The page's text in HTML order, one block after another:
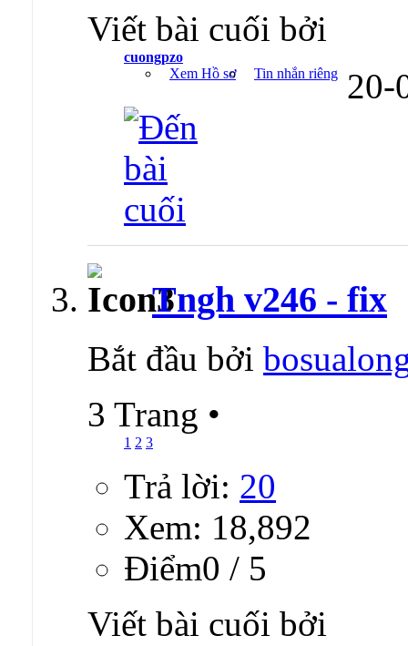
Viết bài cuối bởi
cuongpzo
Xem Hồ sơ
Tin nhắn riêng 20-
Tngh v246 - fix
Bắt đầu bởi
3 Trang •
1 2 3
Trả lời: 20
Xem: 18,892
Ðiểm0 / 5
Viết bài cuối bởi